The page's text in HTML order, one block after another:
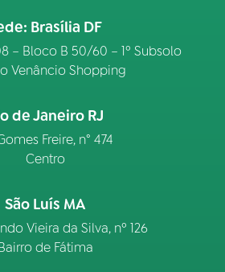
Brasília DF
– Bloco B 50/60 – 1º Subsolo
Venâncio Shopping
de Janeiro RJ
Freire, n° 474
Centro
São Luís MA
Vieira da Silva, nº 126
de Fátima